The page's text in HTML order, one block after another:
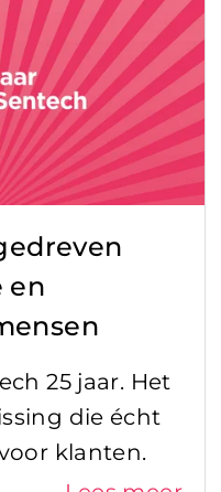
en
25 jaar. Het
die écht
klanten.